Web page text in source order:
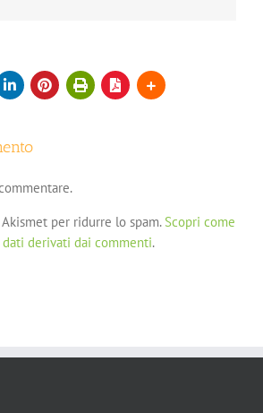
per ridurre lo spam. Scopri come
derivati dai commenti.